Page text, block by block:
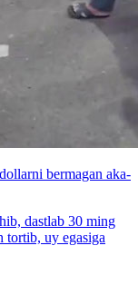
bermagan aka-
dastlab 30 ming
tortib, uy egasiga